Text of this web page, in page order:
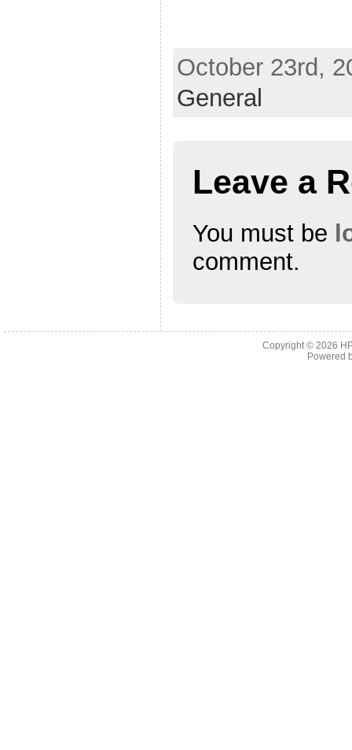
October 23rd,
General
Leave a
You must be
comment.
Copyright © 2026
Powered